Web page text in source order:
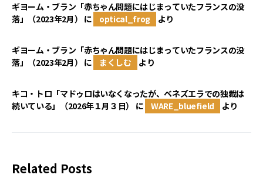
ギヨーム・ブラン「赤ちゃん問題にはじまっていたフランスの没
落」（2023年2月） に optical_frog より
ギヨーム・ブラン「赤ちゃん問題にはじまっていたフランスの没
落」（2023年2月） に まくしむ より
キコ・トロ「マドゥロはいなくなったが、ベネズエラでの独裁は
続いている」（2026年１月３日）
に WARE_bluefield より
Related Posts